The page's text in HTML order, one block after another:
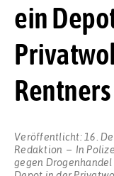
ein
Rentners
Veröffentlicht: 16.
Redaktion
In
gegen